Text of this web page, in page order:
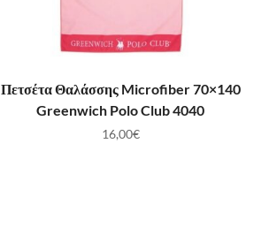
ΠΡΟΣΘΉΚΗ ΣΤΟ ΚΑΛΆΘΙ
Πετσέτα Θαλάσσης Microfiber 70×140
Greenwich Polo Club 4040
16,00€